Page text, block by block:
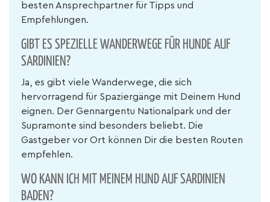
besten Ansprechpartner für Tipps und
Empfehlungen.
GIBT ES SPEZIELLE WANDERWEGE FÜR HUNDE AUF
SARDINIEN?
Ja, es gibt viele Wanderwege, die sich
hervorragend für Spaziergänge mit Deinem Hund
eignen. Der Gennargentu Nationalpark und der
Supramonte sind besonders beliebt. Die
Gastgeber vor Ort können Dir die besten Routen
empfehlen.
WO KANN ICH MIT MEINEM HUND AUF SARDINIEN
BADEN?